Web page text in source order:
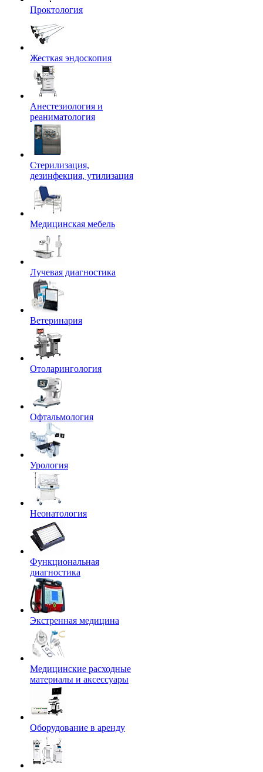
Проктология
Жесткая эндоскопия
Анестезиология и
реаниматология
Стерилизация,
дезинфекция, утилизация
Медицинская мебель
Лучевая диагностика
Ветеринария
Отоларингология
Офтальмология
Урология
Неонатология
Функциональная
диагностика
Экстренная медицина
Медицинские расходные
материалы и аксессуары
Оборудование в аренду